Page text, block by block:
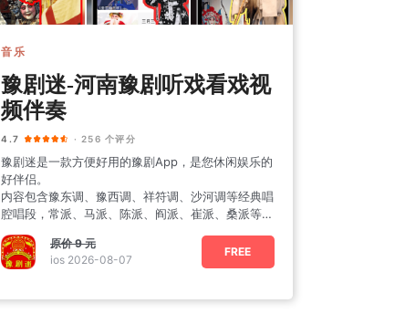
音乐
豫剧迷-河南豫剧听戏看戏视
频伴奏
4.7 · 256 个评分
豫剧迷是一款方便好用的豫剧App，是您休闲娱乐的
好伴侣。
内容包含豫东调、豫西调、祥符调、沙河调等经典唱
腔唱段，常派、马派、陈派、阎派、崔派、桑派等各
种豫剧流派，全国各地豫剧演出信息，豫剧院
原价9 元
ios 2026-08-07
FREE